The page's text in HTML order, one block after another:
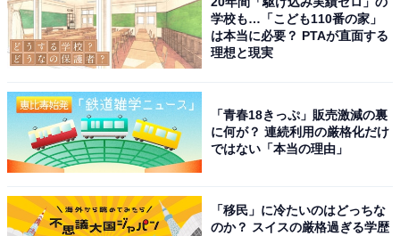
学校も…「こども110番の家」
は本当に必要？ PTAが直面する
理想と現実
「青春18きっぷ」販売激減の裏
に何が？ 連続利用の厳格化だけ
ではない「本当の理由」
「移民」に冷たいのはどっちな
のか？ スイスの厳格過ぎる学歴